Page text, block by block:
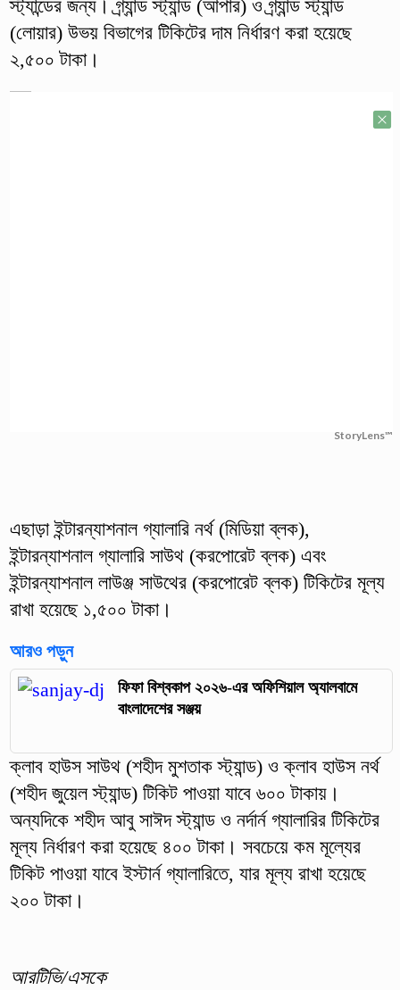
স্ট্যান্ডের জন্য। গ্র্যান্ড স্ট্যান্ড (আপার) ও গ্র্যান্ড স্ট্যান্ড
(লোয়ার) উভয় বিভাগের টিকিটের দাম নির্ধারণ করা হয়েছে
২,৫০০ টাকা।
StoryLens™
এছাড়া ইন্টারন্যাশনাল গ্যালারি নর্থ (মিডিয়া ব্লক),
ইন্টারন্যাশনাল গ্যালারি সাউথ (করপোরেট ব্লক) এবং
ইন্টারন্যাশনাল লাউঞ্জ সাউথের (করপোরেট ব্লক) টিকিটের মূল্য
রাখা হয়েছে ১,৫০০ টাকা।
আরও পড়ুন
ফিফা বিশ্বকাপ ২০২৬-এর অফিশিয়াল অ্যালবামে
বাংলাদেশের সঞ্জয়
ক্লাব হাউস সাউথ (শহীদ মুশতাক স্ট্যান্ড) ও ক্লাব হাউস নর্থ
(শহীদ জুয়েল স্ট্যান্ড) টিকিট পাওয়া যাবে ৬০০ টাকায়।
অন্যদিকে শহীদ আবু সাঈদ স্ট্যান্ড ও নর্দার্ন গ্যালারির টিকিটের
মূল্য নির্ধারণ করা হয়েছে ৪০০ টাকা। সবচেয়ে কম মূল্যের
টিকিট পাওয়া যাবে ইস্টার্ন গ্যালারিতে, যার মূল্য রাখা হয়েছে
২০০ টাকা।
আরটিভি/এসকে